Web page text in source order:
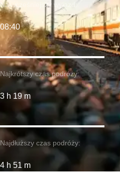
Najkrótszy czas podróży:
3 h 19 m
Najwcześniejszy wyjazd:
08:40
Najdłuższy czas podróży:
4 h 51 m